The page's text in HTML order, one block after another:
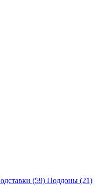
(59) Поддоны (21)